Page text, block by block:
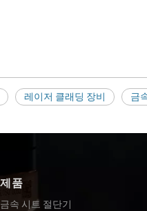
레이저 클래딩 장비 금
제품
금속 시트 절단기